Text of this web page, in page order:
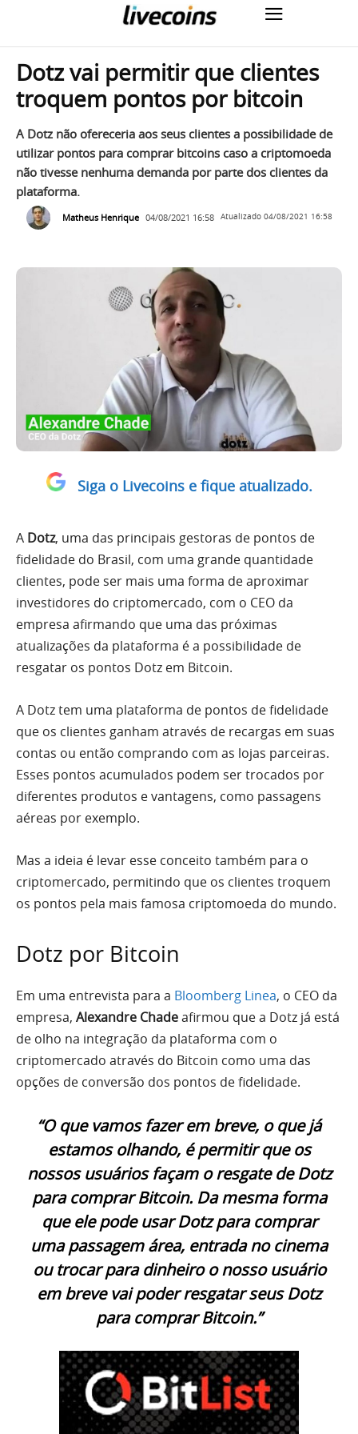
Dotz vai permitir que clientes
troquem pontos por bitcoin
A Dotz não ofereceria aos seus clientes a possibilidade de
utilizar pontos para comprar bitcoins caso a criptomoeda
não tivesse nenhuma demanda por parte dos clientes da
plataforma.
Matheus Henrique 04/08/2021 16:58 Atualizado 04/08/2021 16:58
Siga o Livecoins e fique atualizado.
A Dotz, uma das principais gestoras de pontos de
fidelidade do Brasil, com uma grande quantidade
clientes, pode ser mais uma forma de aproximar
investidores do criptomercado, com o CEO da
empresa afirmando que uma das próximas
atualizações da plataforma é a possibilidade de
resgatar os pontos Dotz em Bitcoin.
A Dotz tem uma plataforma de pontos de fidelidade
que os clientes ganham através de recargas em suas
contas ou então comprando com as lojas parceiras.
Esses pontos acumulados podem ser trocados por
diferentes produtos e vantagens, como passagens
aéreas por exemplo.
Mas a ideia é levar esse conceito também para o
criptomercado, permitindo que os clientes troquem
os pontos pela mais famosa criptomoeda do mundo.
Dotz por Bitcoin
Em uma entrevista para a Bloomberg Linea, o CEO da
empresa, Alexandre Chadeafirmou que a Dotz já está
de olho na integração da plataforma com o
criptomercado através do Bitcoin como uma das
opções de conversão dos pontos de fidelidade.
“O que vamos fazer em breve, o que já
estamos olhando, é permitir que os
nossos usuários façam o resgate de Dotz
para comprar Bitcoin. Da mesma forma
que ele pode usar Dotz para comprar
uma passagem área, entrada no cinema
ou trocar para dinheiro o nosso usuário
em breve vai poder resgatar seus Dotz
para comprar Bitcoin.”